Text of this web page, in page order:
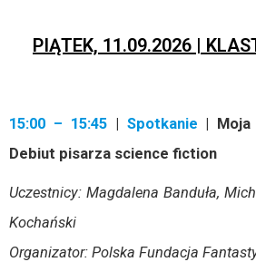
PIĄTEK, 11.09.2026 |
15:00 – 15:45| Spotkanie | Moja
Debiut pisarza science fiction
Uczestnicy: Magdalena Banduła,
Kochański
Organizator: Polska Fundacja